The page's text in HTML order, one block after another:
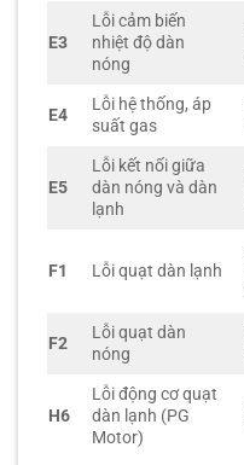
E3
Lỗi cảm biến
nhiệt độ dàn
nóng
E4
Lỗi hệ thống, áp
suất gas
E5
Lỗi kết nối giữa
dàn nóng và dàn
lạnh
F1 Lỗi quạt dàn lạnh
F2
Lỗi quạt dàn
nóng
H6
Lỗi động cơ quạt
dàn lạnh (PG
Motor)